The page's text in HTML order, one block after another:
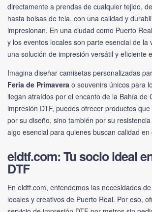
directamente a prendas de cualquier tejido,
hasta bolsas de tela, con una calidad y
impresionan. En una ciudad como Puerto
y los eventos locales son parte esencial de la
una solución de impresión versátil y eficiente
Imagina diseñar camisetas personalizadas
Feria de Primavera o souvenirs únicos para
llegan atraídos por el encanto de la Bahía de
impresión DTF, puedes ofrecer productos
por su diseño, sino también por su
algo esencial para quienes buscan calidad en
eldtf.com: Tu socio ideal
DTF
En eldtf.com, entendemos las necesidades
locales y creativos de Puerto Real. Por eso,